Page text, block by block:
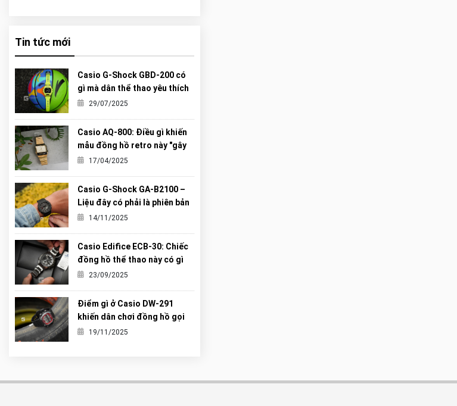
Tin tức mới
Casio G-Shock GBD-200 có
gì mà dân thể thao yêu thích
đến vậy?
29/07/2025
Casio AQ-800: Điều gì khiến
mẫu đồng hồ retro này "gây
sốt" đến vậy?
17/04/2025
Casio G-Shock GA-B2100 –
Liệu đây có phải là phiên bản
“Carbon Core” hoàn hảo nhất
14/11/2025
Casio Edifice ECB-30: Chiếc
đồng hồ thể thao này có gì
khiến giới trẻ mê mẩn?
23/09/2025
Điểm gì ở Casio DW-291
khiến dân chơi đồng hồ gọi
nó là tiểu G-Shock?
19/11/2025